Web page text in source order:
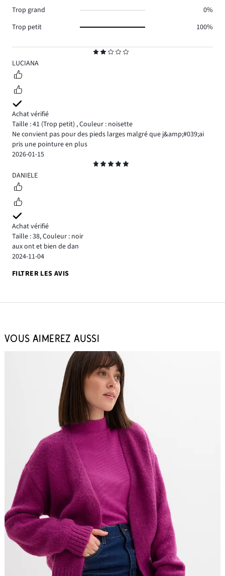
2LUCIANA
Achat vérifié
Taille : 41 (Trop petit) ,Couleur : noisette
Ne convient pas pour des pieds larges malgré que j&amp;#039;ai
pris une pointure en plus
2026-01-15
5
DANIELE
Achat vérifié
Taille : 38,Couleur : noir
aux ont et bien de dan
2024-11-04
FILTRER LES AVIS
Trop grand
0%
Trop petit
100%
VOUS AIMEREZ AUSSI